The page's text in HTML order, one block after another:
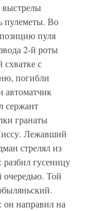
выстрелы
пулеметы. Во
пуля
2-й роты
с
погибли
автоматчик
сержант
гранаты
Лежавший
стрелял из
разбил гусеницу
очередью. Той
направил на